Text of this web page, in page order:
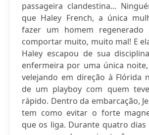
passageira clandestina...
que Haley French, a única
fazer um homem regenerado
comportar muito, muito mal! E
Haley escapou de sua
enfermeira por uma única
velejando em direção à Flórida
de um playboy com quem
rápido. Dentro da embarcação,
tem como evitar o forte
que os liga. Durante quatro